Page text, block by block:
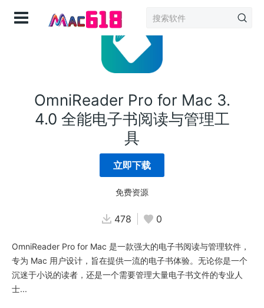
OmniReader Pro for Mac 3.
4.0 全能电子书阅读与管理工
具
立即下载
免费资源
478 0
OmniReader Pro for Mac 是一款强大的电子书阅读与管理软件，
专为 Mac 用户设计，旨在提供一流的电子书体验。无论你是一个
沉迷于小说的读者，还是一个需要管理大量电子书文件的专业人
士...